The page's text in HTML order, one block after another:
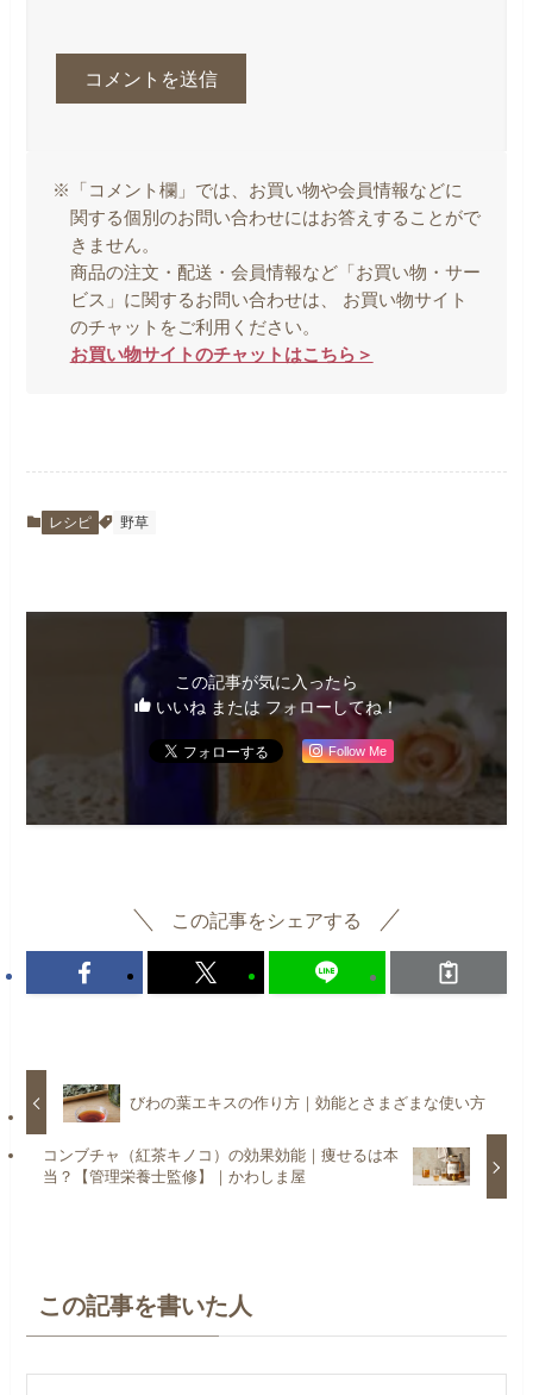
※「コメント欄」では、お買い物や会員情報などに
関する個別のお問い合わせにはお答えすることがで
きません。
商品の注文・配送・会員情報など「お買い物・サー
ビス」に関するお問い合わせは、 お買い物サイト
のチャットをご利用ください。
お買い物サイトのチャットはこちら＞
レシピ 野草
この記事が気に入ったら
いいね または フォローしてね！
Follow Me
この記事をシェアする
びわの葉エキスの作り方｜効能とさまざまな使い方
コンブチャ（紅茶キノコ）の効果効能｜痩せるは本
当？【管理栄養士監修】｜かわしま屋
この記事を書いた人